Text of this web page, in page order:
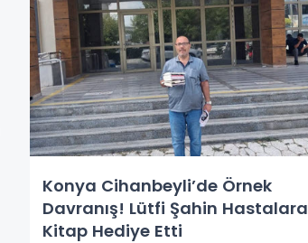
Konya Cihanbeyli’de Örnek
Davranış! Lütfi Şahin Hastalara
Kitap Hediye Etti